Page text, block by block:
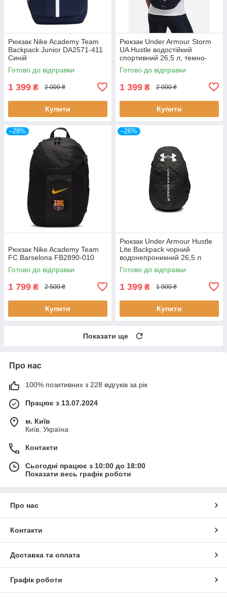
Рюкзак Nike Academy Team
Backpack Junior DA2571-411
Синій
Готово до відправки
1 399 ₴ 2 000 ₴
Купити
Рюкзак Under Armour Storm
UA Hustle водостійкий
спортивний 26,5 л, темно-
синій 1364180-410
Готово до відправки
1 399 ₴ 2 000 ₴
Купити
–28%
Рюкзак Nike Academy Team
FC Barselona FB2890-010
Готово до відправки
1 799 ₴ 2 500 ₴
Купити
–26%
Рюкзак Under Armour Hustle
Lite Backpack чорний
водонепроникний 26,5 л
1364180-002
Готово до відправки
1 399 ₴ 1 900 ₴
Купити
Показати ще
Про нас
100% позитивних з 228 відгуків за рік
Працює з 13.07.2024
м. Київ
Київ, Україна
Контакти
Сьогодні працює з 10:00 до 18:00
Показати весь графік роботи
Про нас
Контакти
Доставка та оплата
Графік роботи